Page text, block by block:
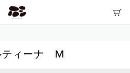
ティーナ M